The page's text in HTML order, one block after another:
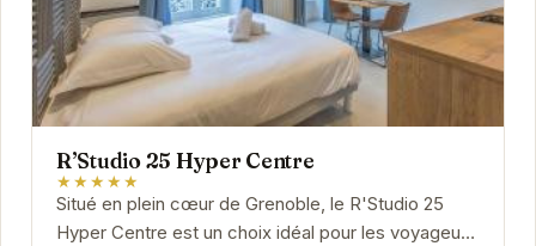
R’Studio 25 Hyper Centre
★★★★★
Situé en plein cœur de Grenoble, le R'Studio 25
Hyper Centre est un choix idéal pour les voyageurs